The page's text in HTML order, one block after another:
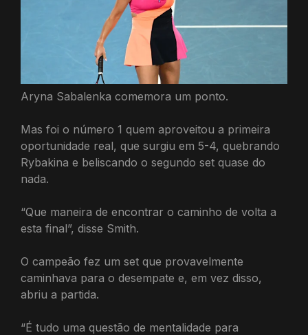
Aryna Sabalenka comemora um ponto.
Mas foi o número 1 quem aproveitou a primeira
oportunidade real, que surgiu em 5-4, quebrando
Rybakina e beliscando o segundo set quase do
nada.
“Que maneira de encontrar o caminho de volta a
esta final”, disse Smith.
O campeão fez um set que provavelmente
caminhava para o desempate e, em vez disso,
abriu a partida.
“É tudo uma questão de mentalidade para